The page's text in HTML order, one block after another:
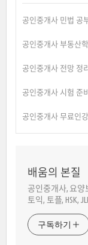
공인중개사 민법 공
공인중개사 부동산
공인중개사 전망 정
공인중개사 시험 준
공인중개사 무료인
배움의 본질
공인중개사, 요양
토익, 토플, HSK,
구독하기